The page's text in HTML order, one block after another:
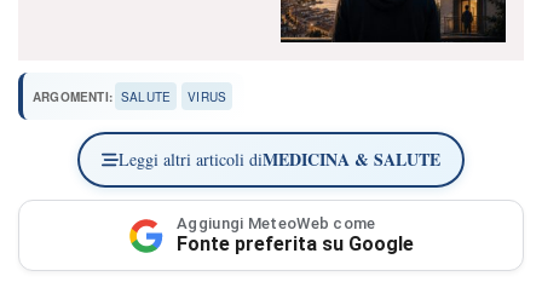
ARGOMENTI: SALUTE VIRUS
Leggi altri articoli diMEDICINA & SALUTE
Aggiungi MeteoWeb come
Fonte preferita su Google